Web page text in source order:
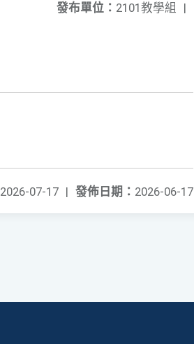
發布單位： 2101教學組 |
發佈日期： 2026-06-17
2026-07-17 |